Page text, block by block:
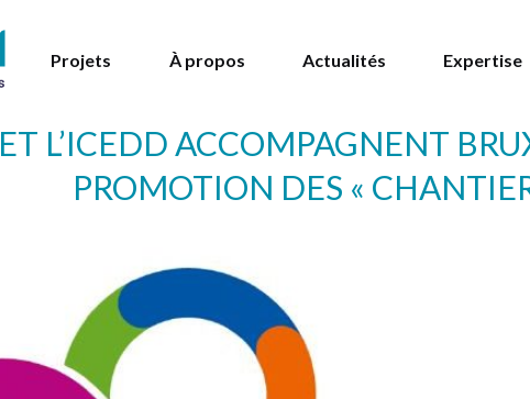
Projets À propos Actualités Expertise
ET L’ICEDD ACCOMPAGNENT
PROMOTION DES «